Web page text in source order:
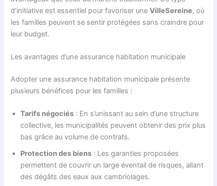
d’initiative est essentiel pour favoriser uneVilleSereine, où
les familles peuvent se sentir protégées sans craindre pour
leur budget.
Les avantages d’une assurance habitation municipale
Adopter une assurance habitation municipale présente
plusieurs bénéfices pour les familles :
Tarifs négociés : En s’unissant au sein d’une structure
collective, les municipalités peuvent obtenir des prix plus
bas grâce au volume de contrats.
Protection des biens : Les garanties proposées
permettent de couvrir un large éventail de risques, allant
des dégâts des eaux aux cambriolages.